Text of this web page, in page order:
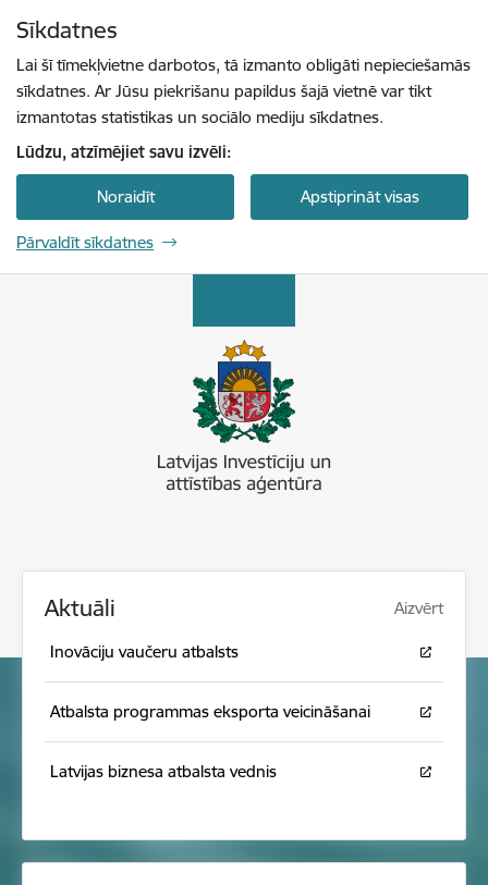
Sīkdatnes
Lai šī tīmekļvietne darbotos, tā izmanto obligāti nepieciešamās
sīkdatnes. Ar Jūsu piekrišanu papildus šajā vietnē var tikt
izmantotas statistikas un sociālo mediju sīkdatnes.
Lūdzu, atzīmējiet savu izvēli:
Noraidīt Apstiprināt visas
Pārvaldīt sīkdatnes
Aktuāli Aizvērt
Inovāciju vaučeru atbalsts
Atbalsta programmas eksporta veicināšanai
Latvijas biznesa atbalsta vednis